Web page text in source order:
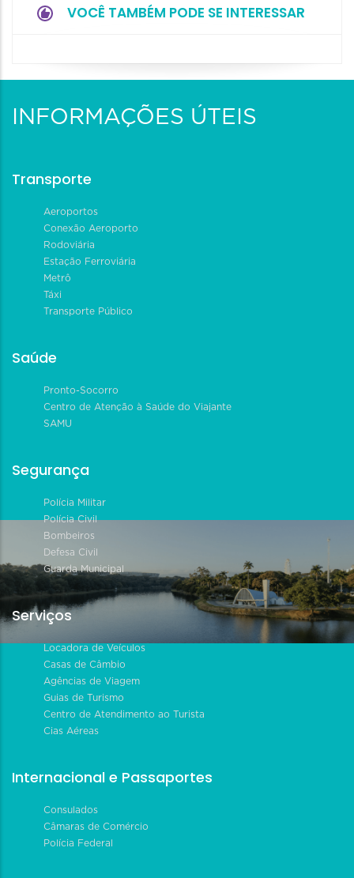
VOCÊ TAMBÉM PODE SE INTERESSAR
INFORMAÇÕES ÚTEIS
Transporte
Aeroportos
Conexão Aeroporto
Rodoviária
Estação Ferroviária
Metrô
Táxi
Transporte Público
Saúde
Pronto-Socorro
Centro de Atenção à Saúde do Viajante
SAMU
Segurança
Polícia Militar
Polícia Civil
Bombeiros
Defesa Civil
Guarda Municipal
Serviços
Locadora de Veículos
Casas de Câmbio
Agências de Viagem
Guias de Turismo
Centro de Atendimento ao Turista
Cias Aéreas
Internacional e Passaportes
Consulados
Câmaras de Comércio
Polícia Federal